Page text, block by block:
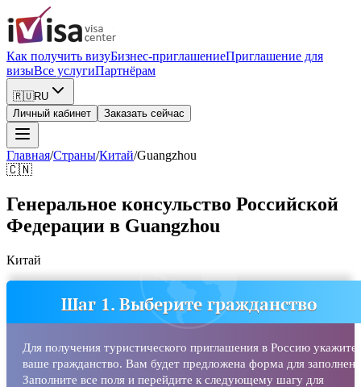
Как получить визуБизнес-приглашениеПриглашение для
визыВсе услугиПартнёрам
🇷🇺RU
Личный кабинет
Заказать сейчас
Главная/Страны/Китай/Guangzhou
🇨🇳
Генеральное консульство Российской
Федерации в Guangzhou
Китай
Шаг 1. Выберите гражданство
Для получения туристического приглашения в Россию укажите
ваше гражданство. Вам будет предложена форма для
Заполните все поля и перейдите к следующему шагу для